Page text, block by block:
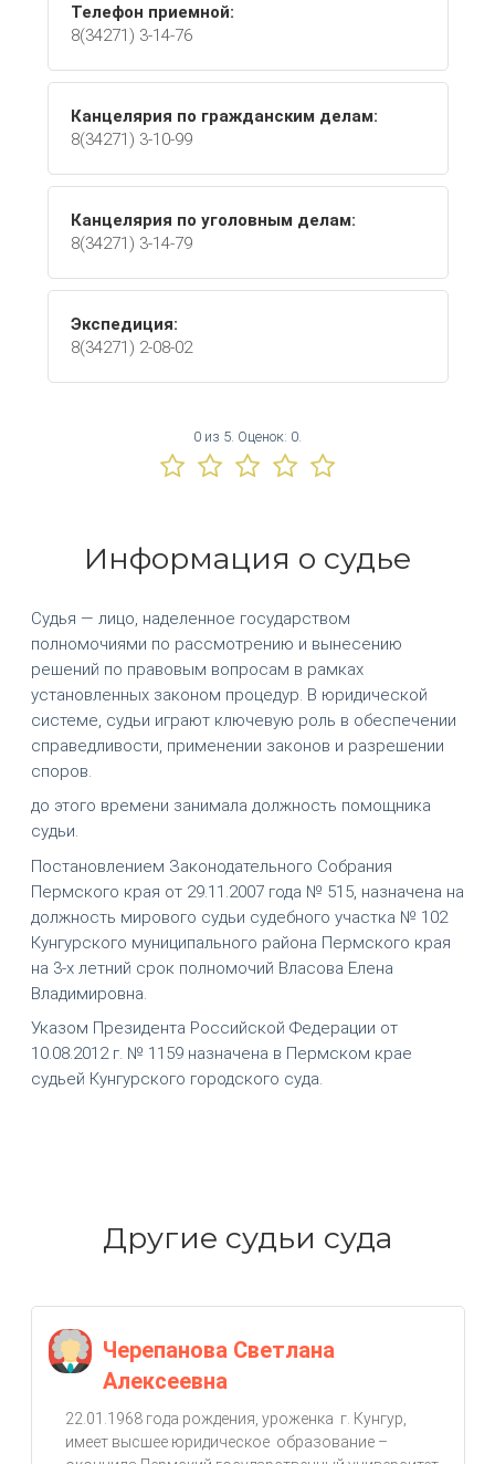
Телефон приемной:
8(34271) 3-14-76
Канцелярия по гражданским делам:
8(34271) 3-10-99
Канцелярия по уголовным делам:
8(34271) 3-14-79
Экспедиция:
8(34271) 2-08-02
0 из 5. Оценок: 0
Информация о судье
Судья — лицо, наделенное государством
полномочиями по рассмотрению и вынесению
решений по правовым вопросам в рамках
установленных законом процедур. В юридической
системе, судьи играют ключевую роль в обеспечении
справедливости, применении законов и разрешении
споров.
до этого времени занимала должность помощника
судьи.
Постановлением Законодательного Собрания
Пермского края от 29.11.2007 года № 515, назначена на
должность мирового судьи судебного участка № 102
Кунгурского муниципального района Пермского края
на 3-х летний срок полномочий Власова Елена
Владимировна.
Указом Президента Российской Федерации от
10.08.2012 г. № 1159 назначена в Пермском крае
судьей Кунгурского городского суда.
Другие судьи суда
Черепанова Светлана
Алексеевна
22.01.1968 года рождения, уроженка г. Кунгур,
имеет высшее юридическое образование –